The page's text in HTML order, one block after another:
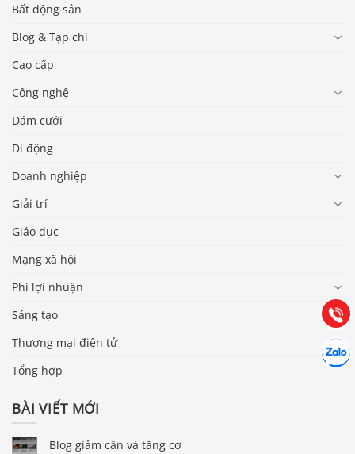
Bất động sản
Blog & Tạp chí
Cao cấp
Công nghệ
Đám cưới
Di động
Doanh nghiệp
Giải trí
Giáo dục
Mạng xã hội
Phi lợi nhuận
Sáng tạo
Thương mại điện tử
Tổng hợp
BÀI VIẾT MỚI
Blog giảm cân và tăng cơ
Gọi
(028) 22.166.144
Chát